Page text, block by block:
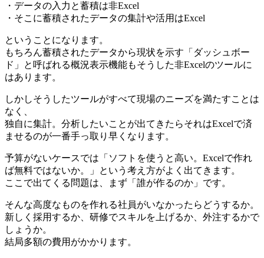
・データの入力と蓄積は非Excel
・そこに蓄積されたデータの集計や活用はExcel
ということになります。
もちろん蓄積されたデータから現状を示す「ダッシュボー
ド」と呼ばれる概況表示機能もそうした非Excelのツールに
はあります。
しかしそうしたツールがすべて現場のニーズを満たすことは
なく、
独自に集計。分析したいことが出てきたらそれはExcelで済
ませるのが一番手っ取り早くなります。
予算がないケースでは「ソフトを使うと高い。Excelで作れ
ば無料ではないか。」という考え方がよく出てきます。
ここで出てくる問題は、まず「誰が作るのか」です。
そんな高度なものを作れる社員がいなかったらどうするか。
新しく採用するか、研修でスキルを上げるか、外注するかで
しょうか。
結局多額の費用がかかります。